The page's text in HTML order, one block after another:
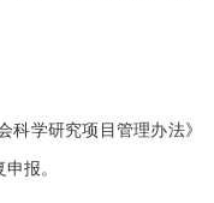
科学研究项目管理办法》
报。